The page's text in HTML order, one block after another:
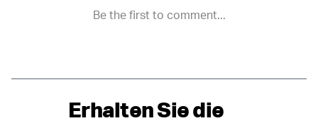
Erhalten Sie die